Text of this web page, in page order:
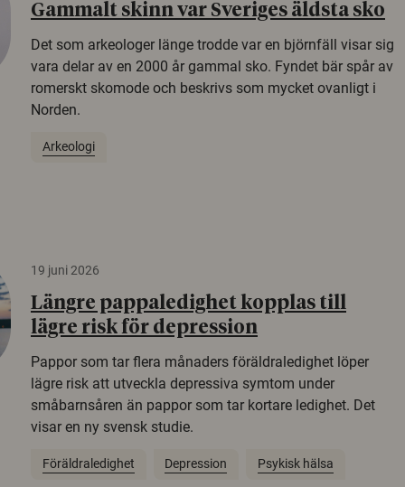
Gammalt skinn var Sveriges äldsta sko
Det som arkeologer länge trodde var en björnfäll visar sig
vara delar av en 2000 år gammal sko. Fyndet bär spår av
romerskt skomode och beskrivs som mycket ovanligt i
Norden.
Arkeologi
19 juni 2026
Längre pappaledighet kopplas till
lägre risk för depression
Pappor som tar flera månaders föräldraledighet löper
lägre risk att utveckla depressiva symtom under
småbarnsåren än pappor som tar kortare ledighet. Det
visar en ny svensk studie.
Föräldraledighet Depression Psykisk hälsa